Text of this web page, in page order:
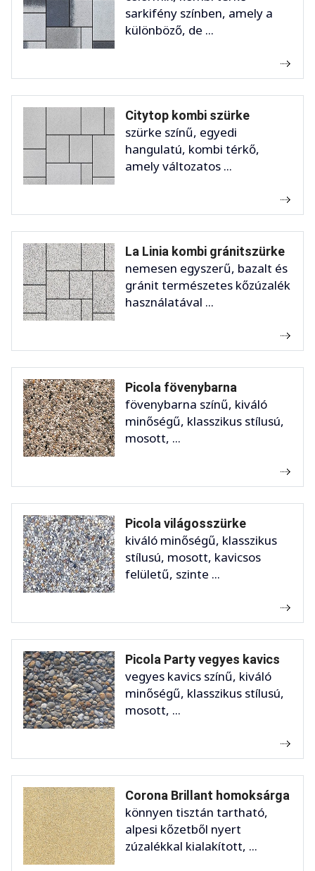
sarkifény színben, amely a
különböző, de ...
Citytop kombi szürke
szürke színű, egyedi
hangulatú, kombi térkő,
amely változatos ...
La Linia kombi gránitszürke
nemesen egyszerű, bazalt és
gránit természetes kőzúzalék
használatával ...
Picola fövenybarna
fövenybarna színű, kiváló
minőségű, klasszikus stílusú,
mosott, ...
Picola világosszürke
kiváló minőségű, klasszikus
stílusú, mosott, kavicsos
felületű, szinte ...
Picola Party vegyes kavics
vegyes kavics színű, kiváló
minőségű, klasszikus stílusú,
mosott, ...
Corona Brillant homoksárga
könnyen tisztán tartható,
alpesi kőzetből nyert
zúzalékkal kialakított, ...